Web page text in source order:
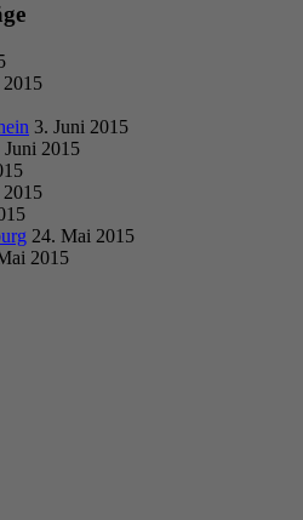
2015
3. Juni 2015
Juni 2015
24. Mai 2015
2015